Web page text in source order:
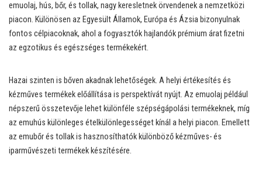
emuolaj, hús, bőr, és tollak, nagy keresletnek örvendenek a nemzetközi
piacon. Különösen az Egyesült Államok, Európa és Ázsia bizonyulnak
fontos célpiacoknak, ahol a fogyasztók hajlandók prémium árat fizetni
az egzotikus és egészséges termékekért.
Hazai szinten is bőven akadnak lehetőségek. A helyi értékesítés és
kézműves termékek előállítása is perspektívát nyújt. Az emuolaj például
népszerű összetevője lehet különféle szépségápolási termékeknek, míg
az emuhús különleges ételkülönlegességet kínál a helyi piacon. Emellett
az emubőr és tollak is hasznosíthatók különböző kézműves- és
iparművészeti termékek készítésére.